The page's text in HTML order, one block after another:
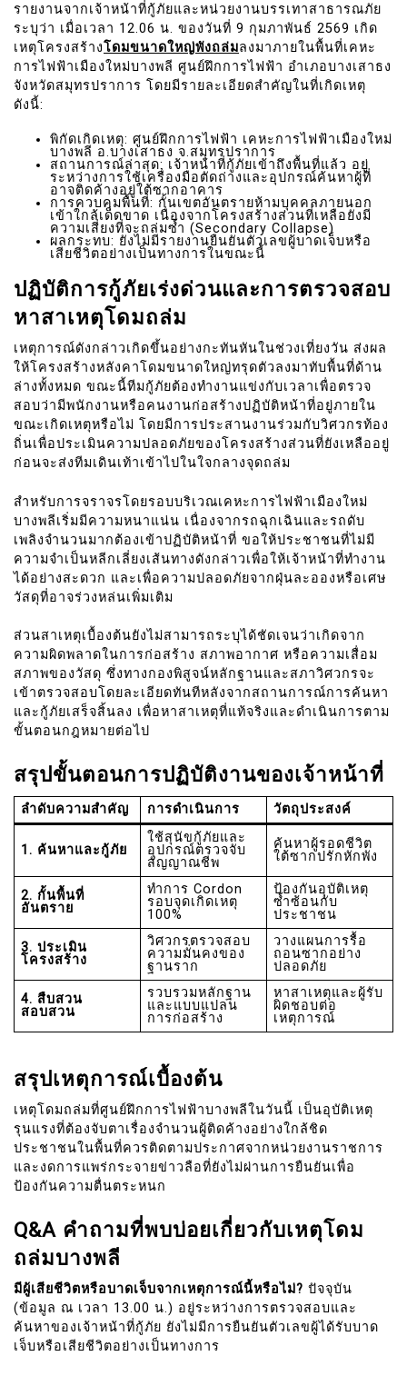
รายงานจากเจ้าหน้าที่กู้ภัยและหน่วยงานบรรเทาสาธารณภัย
ระบุว่า เมื่อเวลา 12.06 น. ของวันที่ 9 กุมภาพันธ์ 2569 เกิด
เหตุโครงสร้างโดมขนาดใหญ่พังถล่มลงมาภายในพื้นที่เคหะ
การไฟฟ้าเมืองใหม่บางพลี ศูนย์ฝึกการไฟฟ้า อำเภอบางเสาธง
จังหวัดสมุทรปราการ โดยมีรายละเอียดสำคัญในที่เกิดเหตุ
ดังนี้:
พิกัดเกิดเหตุ: ศูนย์ฝึกการไฟฟ้า เคหะการไฟฟ้าเมืองใหม่
บางพลี อ.บางเสาธง จ.สมุทรปราการ
สถานการณ์ล่าสุด: เจ้าหน้าที่กู้ภัยเข้าถึงพื้นที่แล้ว อยู่
ระหว่างการใช้เครื่องมือตัดถ่างและอุปกรณ์ค้นหาผู้ที่
อาจติดค้างอยู่ใต้ซากอาคาร
การควบคุมพื้นที่: กั้นเขตอันตรายห้ามบุคคลภายนอก
เข้าใกล้เด็ดขาด เนื่องจากโครงสร้างส่วนที่เหลือยังมี
ความเสี่ยงที่จะถล่มซ้ำ (Secondary Collapse)
ผลกระทบ: ยังไม่มีรายงานยืนยันตัวเลขผู้บาดเจ็บหรือ
เสียชีวิตอย่างเป็นทางการในขณะนี้
ปฏิบัติการกู้ภัยเร่งด่วนและการตรวจสอบ
หาสาเหตุโดมถล่ม
เหตุการณ์ดังกล่าวเกิดขึ้นอย่างกะทันหันในช่วงเที่ยงวัน ส่งผล
ให้โครงสร้างหลังคาโดมขนาดใหญ่ทรุดตัวลงมาทับพื้นที่ด้าน
ล่างทั้งหมด ขณะนี้ทีมกู้ภัยต้องทำงานแข่งกับเวลาเพื่อตรวจ
สอบว่ามีพนักงานหรือคนงานก่อสร้างปฏิบัติหน้าที่อยู่ภายใน
ขณะเกิดเหตุหรือไม่ โดยมีการประสานงานร่วมกับวิศวกรท้อง
ถิ่นเพื่อประเมินความปลอดภัยของโครงสร้างส่วนที่ยังเหลืออยู่
ก่อนจะส่งทีมเดินเท้าเข้าไปในใจกลางจุดถล่ม
สำหรับการจราจรโดยรอบบริเวณเคหะการไฟฟ้าเมืองใหม่
บางพลีเริ่มมีความหนาแน่น เนื่องจากรถฉุกเฉินและรถดับ
เพลิงจำนวนมากต้องเข้าปฏิบัติหน้าที่ ขอให้ประชาชนที่ไม่มี
ความจำเป็นหลีกเลี่ยงเส้นทางดังกล่าวเพื่อให้เจ้าหน้าที่ทำงาน
ได้อย่างสะดวก และเพื่อความปลอดภัยจากฝุ่นละอองหรือเศษ
วัสดุที่อาจร่วงหล่นเพิ่มเติม
ส่วนสาเหตุเบื้องต้นยังไม่สามารถระบุได้ชัดเจนว่าเกิดจาก
ความผิดพลาดในการก่อสร้าง สภาพอากาศ หรือความเสื่อม
สภาพของวัสดุ ซึ่งทางกองพิสูจน์หลักฐานและสภาวิศวกรจะ
เข้าตรวจสอบโดยละเอียดทันทีหลังจากสถานการณ์การค้นหา
และกู้ภัยเสร็จสิ้นลง เพื่อหาสาเหตุที่แท้จริงและดำเนินการตาม
ขั้นตอนกฎหมายต่อไป
สรุปขั้นตอนการปฏิบัติงานของเจ้าหน้าที่
ลำดับความสำคัญ การดำเนินการ วัตถุประสงค์
1. ค้นหาและกู้ภัย
ใช้สุนัขกู้ภัยและ
อุปกรณ์ตรวจจับ
สัญญาณชีพ
ค้นหาผู้รอดชีวิต
ใต้ซากปรักหักพัง
2. กั้นพื้นที่
อันตราย
ทำการ Cordon
รอบจุดเกิดเหตุ
100%
ป้องกันอุบัติเหตุ
ซ้ำซ้อนกับ
ประชาชน
3. ประเมิน
โครงสร้าง
วิศวกรตรวจสอบ
ความมั่นคงของ
ฐานราก
วางแผนการรื้อ
ถอนซากอย่าง
ปลอดภัย
4. สืบสวน
สอบสวน
รวบรวมหลักฐาน
และแบบแปลน
การก่อสร้าง
หาสาเหตุและผู้รับ
ผิดชอบต่อ
เหตุการณ์
สรุปเหตุการณ์เบื้องต้น
เหตุโดมถล่มที่ศูนย์ฝึกการไฟฟ้าบางพลีในวันนี้ เป็นอุบัติเหตุ
รุนแรงที่ต้องจับตาเรื่องจำนวนผู้ติดค้างอย่างใกล้ชิด
ประชาชนในพื้นที่ควรติดตามประกาศจากหน่วยงานราชการ
และงดการแพร่กระจายข่าวลือที่ยังไม่ผ่านการยืนยันเพื่อ
ป้องกันความตื่นตระหนก
Q&A คำถามที่พบบ่อยเกี่ยวกับเหตุโดม
ถล่มบางพลี
มีผู้เสียชีวิตหรือบาดเจ็บจากเหตุการณ์นี้หรือไม่? ปัจจุบัน
(ข้อมูล ณ เวลา 13.00 น.) อยู่ระหว่างการตรวจสอบและ
ค้นหาของเจ้าหน้าที่กู้ภัย ยังไม่มีการยืนยันตัวเลขผู้ได้รับบาด
เจ็บหรือเสียชีวิตอย่างเป็นทางการ